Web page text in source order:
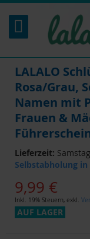
Inhalt
springen
LALALO
Rosa/Grau,
Namen mit
Frauen &
Lieferzeit:
Selbstabholung in
9,99 €
Inkl. 19% Steuern, exkl.
AUF LAGER